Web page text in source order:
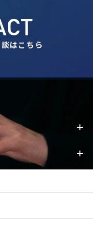
はこちら